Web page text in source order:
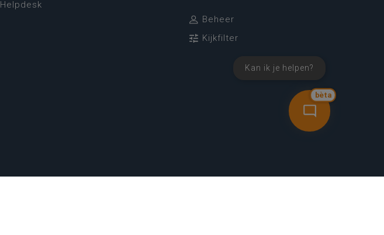
bèta
Kan ik je helpen?
Helpdesk
Beheer
Kijkfilter